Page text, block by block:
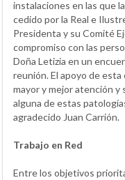
instalaciones en las que
cedido por la Real e
Presidenta y su Comité
compromiso con las
Doña Letizia en un
reunión. El apoyo de
mayor y mejor atención y
alguna de estas
agradecido Juan Carrión.
Trabajo en Red
Entre los objetivos